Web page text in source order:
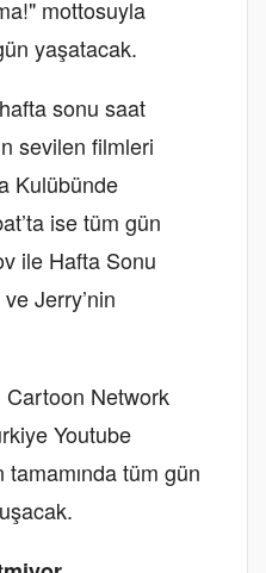
mottosuyla
yaşatacak.
sonu saat
sevilen filmleri
Kulübünde
ise tüm gün
ile Hafta Sonu
Jerry’nin
Cartoon Network
Youtube
tamamında tüm gün